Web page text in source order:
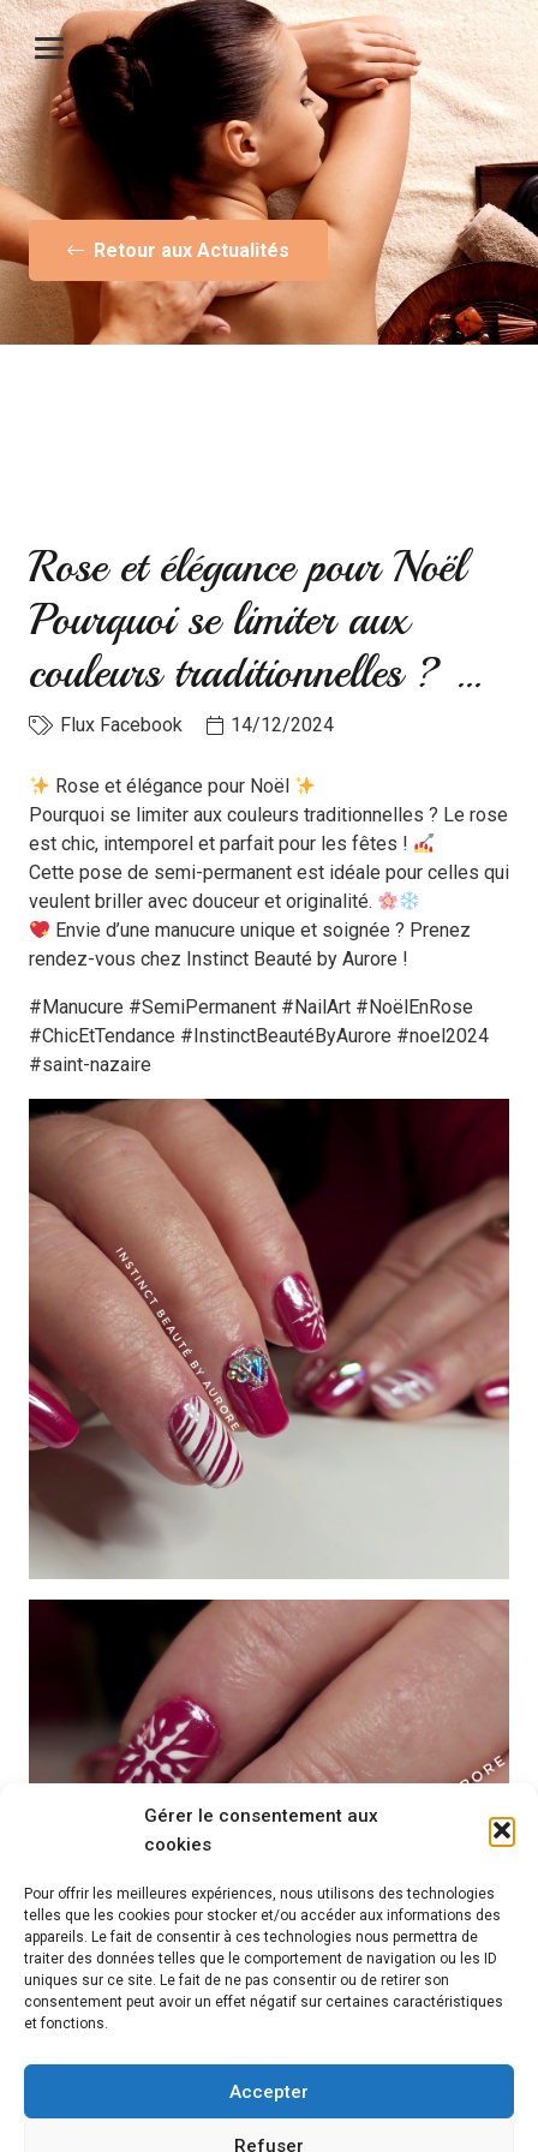
Gérer le consentement aux
cookies
Pour offrir les meilleures expériences, nous utilisons des technologies
telles que les cookies pour stocker et/ou accéder aux informations des
appareils. Le fait de consentir à ces technologies nous permettra de
traiter des données telles que le comportement de navigation ou les ID
uniques sur ce site. Le fait de ne pas consentir ou de retirer son
consentement peut avoir un effet négatif sur certaines caractéristiques
et fonctions.
Accepter
Refuser
Retour aux Actualités
Rose et élégance pour Noël
Pourquoi se limiter aux
couleurs traditionnelles ? …
Flux Facebook 14/12/2024
Rose et élégance pour Noël
Pourquoi se limiter aux couleurs traditionnelles ? Le rose
est chic, intemporel et parfait pour les fêtes !
Cette pose de semi-permanent est idéale pour celles qui
veulent briller avec douceur et originalité.
Envie d’une manucure unique et soignée ? Prenez
rendez-vous chez Instinct Beauté by Aurore !
#Manucure #SemiPermanent #NailArt #NoëlEnRose
#ChicEtTendance #InstinctBeautéByAurore #noel2024
#saint-nazaire